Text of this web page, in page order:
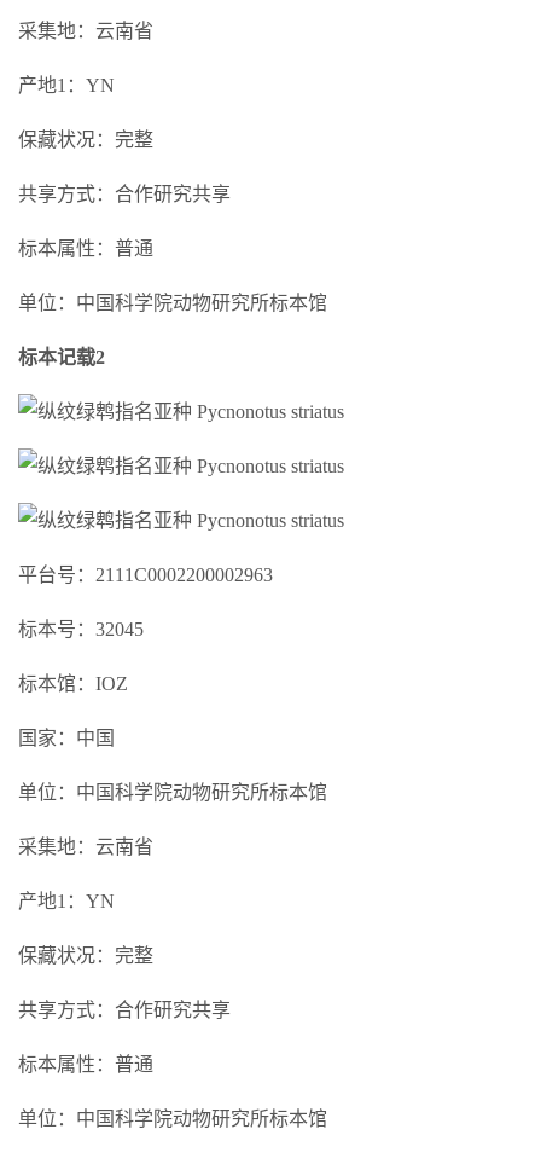
采集地：云南省
产地1：YN
保藏状况：完整
共享方式：合作研究共享
标本属性：普通
单位：中国科学院动物研究所标本馆
标本记载2
平台号：2111C0002200002963
标本号：32045
标本馆：IOZ
国家：中国
单位：中国科学院动物研究所标本馆
采集地：云南省
产地1：YN
保藏状况：完整
共享方式：合作研究共享
标本属性：普通
单位：中国科学院动物研究所标本馆